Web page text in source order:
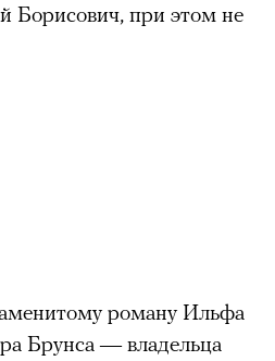
Борисович, при этом не
роману Ильфа
Брунса — владельца